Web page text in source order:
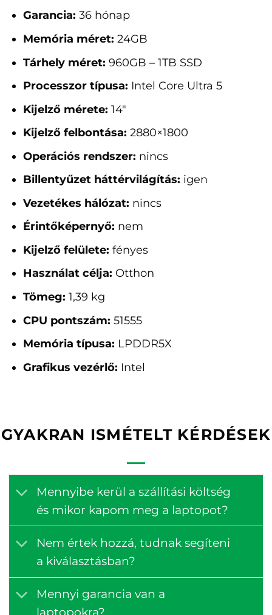
Garancia: 36 hónap
Memória méret: 24GB
Tárhely méret: 960GB – 1TB SSD
Processzor típusa: Intel Core Ultra 5
Kijelző mérete: 14"
Kijelző felbontása: 2880×1800
Operációs rendszer: nincs
Billentyűzet háttérvilágítás: igen
Vezetékes hálózat: nincs
Érintőképernyő: nem
Kijelző felülete: fényes
Használat célja: Otthon
Tömeg: 1,39 kg
CPU pontszám: 51555
Memória típusa: LPDDR5X
Grafikus vezérlő: Intel
GYAKRAN ISMÉTELT KÉRDÉSEK
Mennyibe kerül a szállítási költség
és mikor kapom meg a laptopot?
Nem értek hozzá, tudnak segíteni
a kiválasztásban?
Mennyi garancia van a
laptopokra?